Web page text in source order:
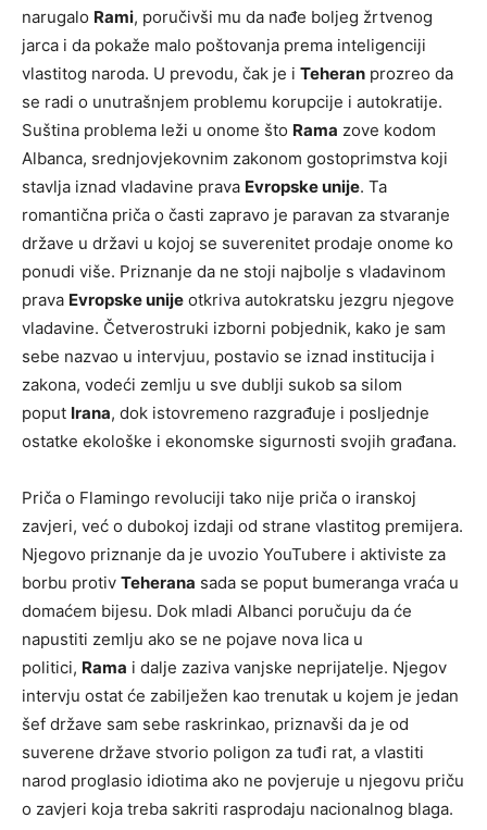
narugalo Rami, poručivši mu da nađe boljeg žrtvenog
jarca i da pokaže malo poštovanja prema inteligenciji
vlastitog naroda. U prevodu, čak je i Teheran prozreo da
se radi o unutrašnjem problemu korupcije i autokratije.
Suština problema leži u onome što Rama zove kodom
Albanca, srednjovjekovnim zakonom gostoprimstva koji
stavlja iznad vladavine prava Evropske unije. Ta
romantična priča o časti zapravo je paravan za stvaranje
države u državi u kojoj se suverenitet prodaje onome ko
ponudi više. Priznanje da ne stoji najbolje s vladavinom
prava Evropske unije otkriva autokratsku jezgru njegove
vladavine. Četverostruki izborni pobjednik, kako je sam
sebe nazvao u intervjuu, postavio se iznad institucija i
zakona, vodeći zemlju u sve dublji sukob sa silom
poput Irana, dok istovremeno razgrađuje i posljednje
ostatke ekološke i ekonomske sigurnosti svojih građana.
Priča o Flamingo revoluciji tako nije priča o iranskoj
zavjeri, već o dubokoj izdaji od strane vlastitog premijera.
Njegovo priznanje da je uvozio YouTubere i aktiviste za
borbu protiv Teherana sada se poput bumeranga vraća u
domaćem bijesu. Dok mladi Albanci poručuju da će
napustiti zemlju ako se ne pojave nova lica u
politici, Rama i dalje zaziva vanjske neprijatelje. Njegov
intervju ostat će zabilježen kao trenutak u kojem je jedan
šef države sam sebe raskrinkao, priznavši da je od
suverene države stvorio poligon za tuđi rat, a vlastiti
narod proglasio idiotima ako ne povjeruje u njegovu priču
o zavjeri koja treba sakriti rasprodaju nacionalnog blaga.